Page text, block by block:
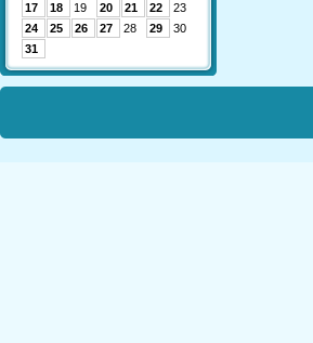
17
18 19 20 21 22
23
24
25 26 27 28 29
30
31